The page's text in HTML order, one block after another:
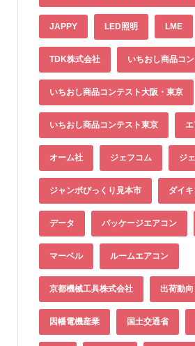
JAPPY LED照明 LME
TDK株式会社 いちおし商品コ
いちおし商品コンテスト大阪・東京
いちおし商品コンテスト東京
オーム社 ジェフコム ジ
ジャンボびっくり見本市 ダイ
データ パッケージエアコン
マーベル ルームエアコン
京都機械工具株式会社 出荷動向
因幡電機産業 国土交通省